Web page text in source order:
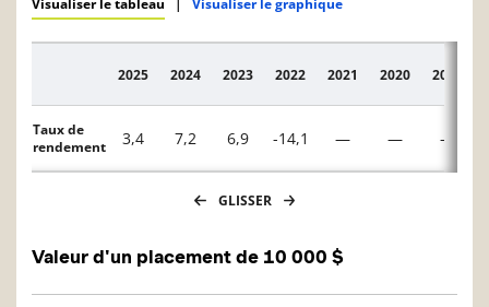
Visualiser le tableau | Visualiser le graphique
Description
2025 2024 2023 2022 2021 2020 2019
Taux de
rendement
3,4 7,2 6,9 -14,1 — — —
GLISSER
Valeur d'un placement de 10 000 $